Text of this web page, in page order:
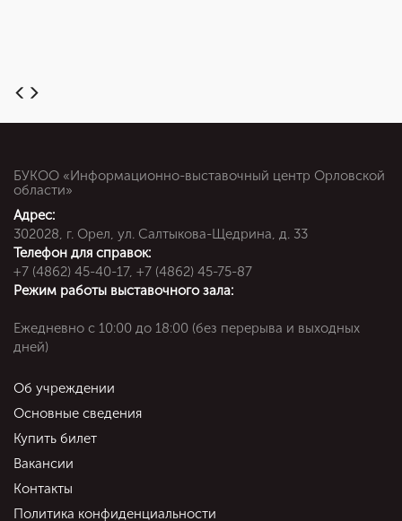
БУКОО «Информационно-выставочный центр Орловской
области»
Адрес:
302028, г. Орел, ул. Салтыкова-Щедрина, д. 33
Телефон для справок:
+7 (4862) 45-40-17, +7 (4862) 45-75-87
Режим работы выставочного зала:
Ежедневно c 10:00 до 18:00 (без перерыва и выходных
дней)
Об учреждении
Основные сведения
Купить билет
Вакансии
Контакты
Политика конфиденциальности